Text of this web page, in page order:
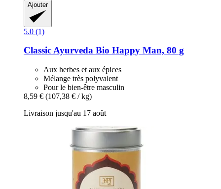
Ajouter
5.0 (1)
Classic Ayurveda Bio Happy Man, 80 g
Aux herbes et aux épices
Mélange très polyvalent
Pour le bien-être masculin
8,59 € (107,38 € / kg)
Livraison jusqu'au 17 août